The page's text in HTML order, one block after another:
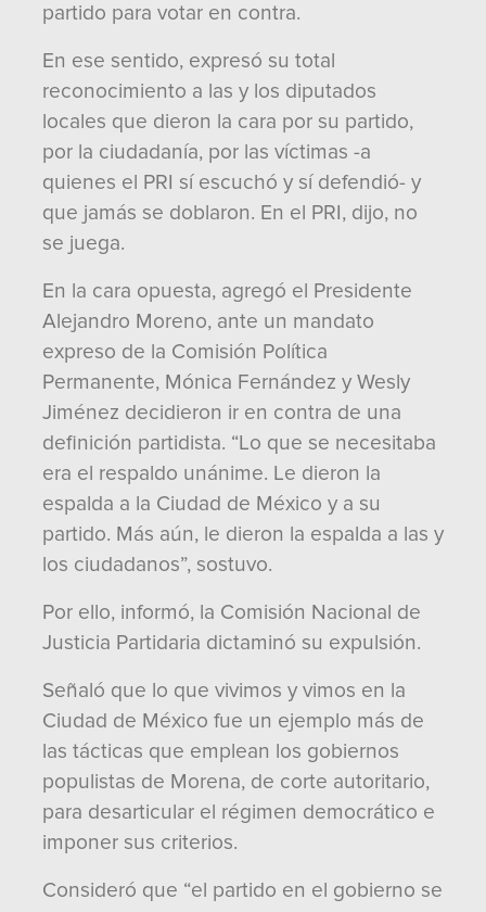
partido para votar en contra.
En ese sentido, expresó su total
reconocimiento a las y los diputados
locales que dieron la cara por su partido,
por la ciudadanía, por las víctimas -a
quienes el PRI sí escuchó y sí defendió- y
que jamás se doblaron. En el PRI, dijo, no
se juega.
En la cara opuesta, agregó el Presidente
Alejandro Moreno, ante un mandato
expreso de la Comisión Política
Permanente, Mónica Fernández y Wesly
Jiménez decidieron ir en contra de una
definición partidista. “Lo que se necesitaba
era el respaldo unánime. Le dieron la
espalda a la Ciudad de México y a su
partido. Más aún, le dieron la espalda a las y
los ciudadanos”, sostuvo.
Por ello, informó, la Comisión Nacional de
Justicia Partidaria dictaminó su expulsión.
Señaló que lo que vivimos y vimos en la
Ciudad de México fue un ejemplo más de
las tácticas que emplean los gobiernos
populistas de Morena, de corte autoritario,
para desarticular el régimen democrático e
imponer sus criterios.
Consideró que “el partido en el gobierno se